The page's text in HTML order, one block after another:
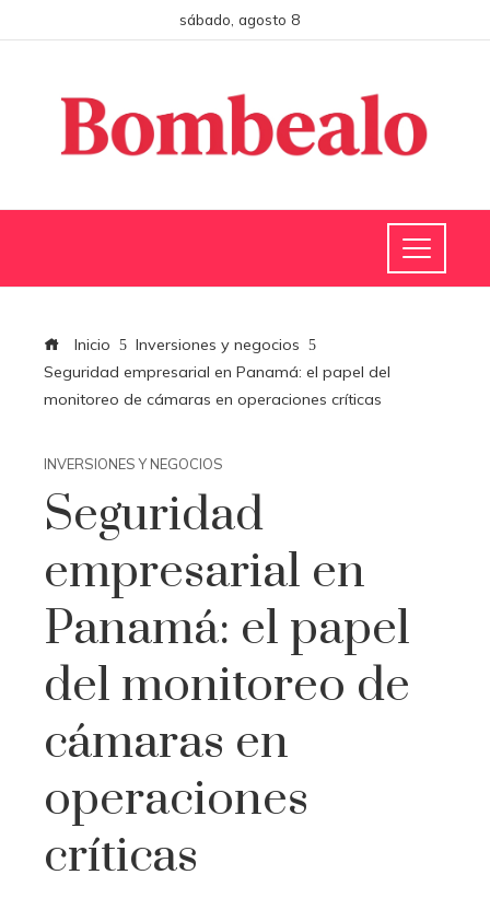
sábado, agosto 8
Inicio
Inversiones y negocios
Seguridad empresarial en Panamá: el papel del
monitoreo de cámaras en operaciones críticas
INVERSIONES Y NEGOCIOS
Seguridad
empresarial en
Panamá: el papel
del monitoreo de
cámaras en
operaciones
críticas